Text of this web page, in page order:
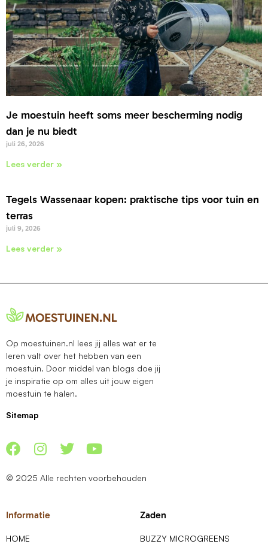
Je moestuin heeft soms meer bescherming nodig
dan je nu biedt
juli 26, 2026
Lees verder »
Tegels Wassenaar kopen: praktische tips voor tuin en
terras
juli 9, 2026
Lees verder »
Op moestuinen.nl lees jij alles wat er te
leren valt over het hebben van een
moestuin. Door middel van blogs doe jij
je inspiratie op om alles uit jouw eigen
moestuin te halen.
Sitemap
© 2025 Alle rechten voorbehouden
Informatie
HOME
Zaden
BUZZY MICROGREENS